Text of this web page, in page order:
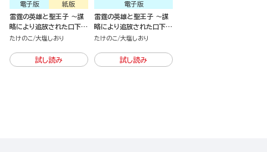
紙版
電子版
雷霆の英雄と聖王子 ～謀
略により追放された口下手
な雷は、家族思いで不器用
（1）
たけのこ 大塩しおり
試し読み
電子版
雷霆の英雄と聖王子 ～謀
略により追放された口下手
な雷は、家族思いで不器用
（分冊版）
たけのこ 大塩しおり
試し読み